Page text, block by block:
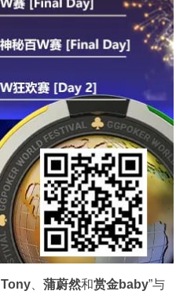
Tony 蒲蔚然和赏金baby”与